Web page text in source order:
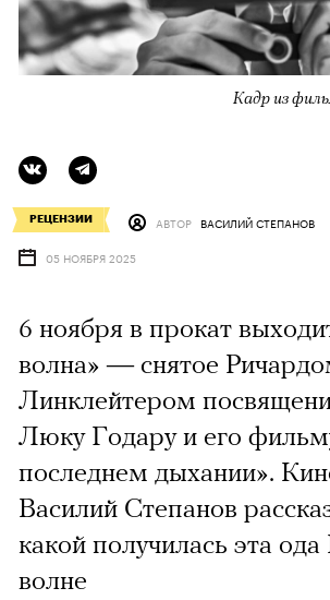
Кадр из
РЕЦЕНЗИИ АВТОР ВАСИЛИЙ СТЕПАНОВ
05 НОЯБРЯ 2025
6 ноября в прокат
волна» — снятое
Линклейтером
Люку Годару и его
последнем дыхании».
Василий Степанов
какой получилась эта
волне